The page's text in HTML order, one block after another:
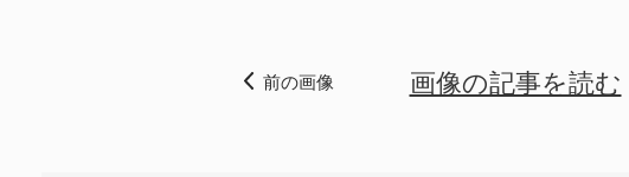
前の画像 画像の記事を読む